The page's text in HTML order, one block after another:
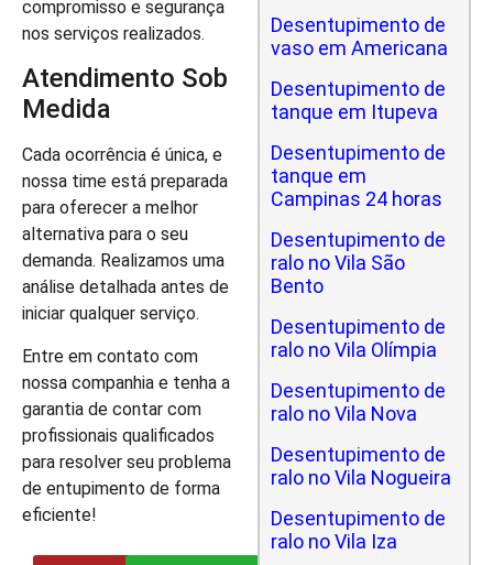
compromisso e segurança
nos serviços realizados.
Atendimento Sob
Medida
Cada ocorrência é única, e
nossa time está preparada
para oferecer a melhor
alternativa para o seu
demanda. Realizamos uma
análise detalhada antes de
iniciar qualquer serviço.
Entre em contato com
nossa companhia e tenha a
garantia de contar com
profissionais qualificados
para resolver seu problema
de entupimento de forma
eficiente!
Desentupimento de
vaso em Americana
Desentupimento de
tanque em Itupeva
Desentupimento de
tanque em
Campinas 24 horas
Desentupimento de
ralo no Vila São
Bento
Desentupimento de
ralo no Vila Olímpia
Desentupimento de
ralo no Vila Nova
Desentupimento de
ralo no Vila Nogueira
Desentupimento de
ralo no Vila Iza